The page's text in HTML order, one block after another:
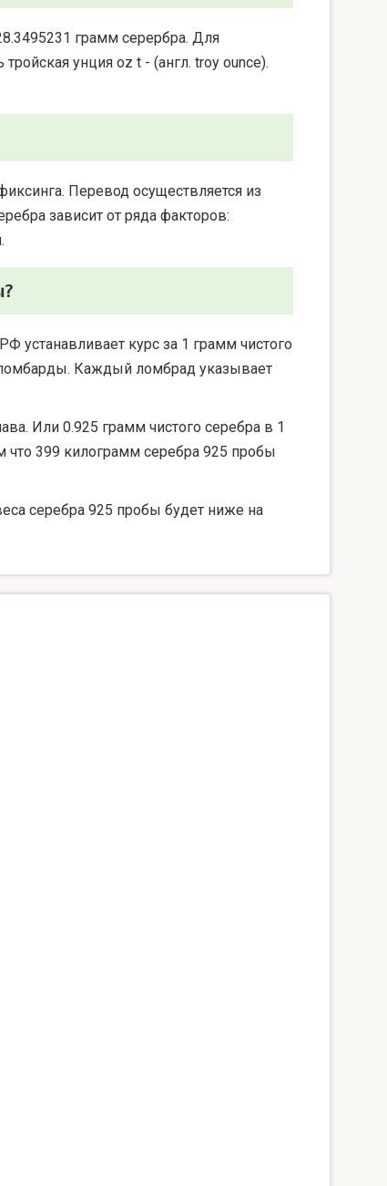
грамм серербра. Для
унция oz t - (англ. troy ounce).
Перевод осуществляется из
зависит от ряда факторов:
устанавливает курс за 1 грамм чистого
ломбарды. Каждый ломбрад указывает
Или 0.925 грамм чистого серебра в 1
что 399 килограмм серебра 925 пробы
серебра 925 пробы будет ниже на